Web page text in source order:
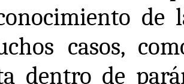
de
casos,
dentro de